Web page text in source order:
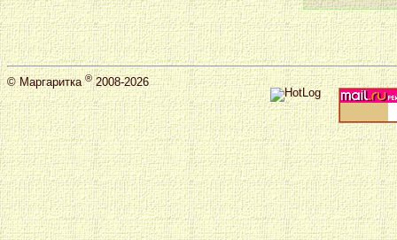
©Маргаритка®2008-2026